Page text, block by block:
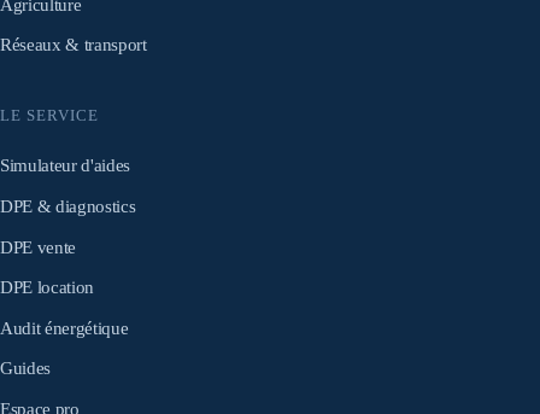
Agriculture
Réseaux & transport
LE SERVICE
Simulateur d'aides
DPE & diagnostics
DPE vente
DPE location
Audit énergétique
Guides
Espace pro